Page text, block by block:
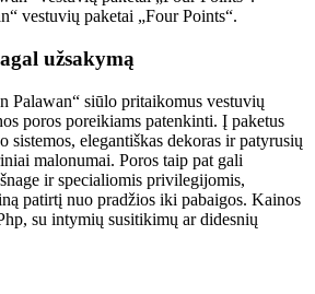
vestuvių paketai „Four Points“.
užsakymą
Palawan“ siūlo pritaikomus vestuvių
poros poreikiams patenkinti. Į paketus
sistemos, elegantiškas dekoras ir patyrusių
malonumai. Poros taip pat gali
ir specialiomis privilegijomis,
patirtį nuo pradžios iki pabaigos. Kainos
su intymių susitikimų ar didesnių